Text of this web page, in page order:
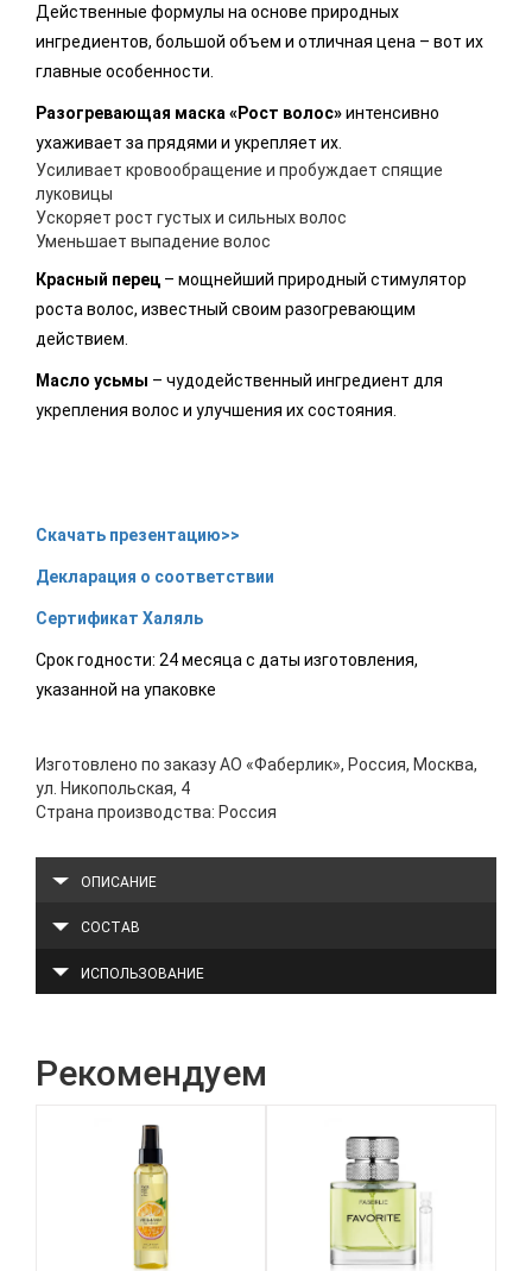
Действенные формулы на основе природных
ингредиентов, большой объем и отличная цена – вот их
главные особенности.
Разогревающая маска «Рост волос»интенсивно
ухаживает за прядями и укрепляет их.
Усиливает кровообращение и пробуждает спящие
луковицы
Ускоряет рост густых и сильных волос
Уменьшает выпадение волос
Красный перец – мощнейший природный стимулятор
роста волос, известный своим разогревающим
действием.
Масло усьмы – чудодейственный ингредиент для
укрепления волос и улучшения их состояния.
Скачать презентацию>>
Декларация о соответствии
Сертификат Халяль
Срок годности: 24 месяца с даты изготовления,
указанной на упаковке
Изготовлено по заказу АО «Фаберлик», Россия, Москва,
ул. Никопольская, 4
Страна производства: Россия
ОПИСАНИЕ
СОСТАВ
ИСПОЛЬЗОВАНИЕ
Рекомендуем